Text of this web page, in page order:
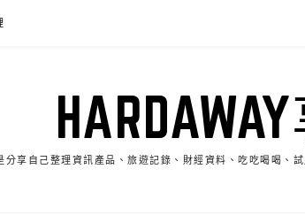
分享自己整理資訊產品、旅遊記錄、財經資料、吃吃喝喝、